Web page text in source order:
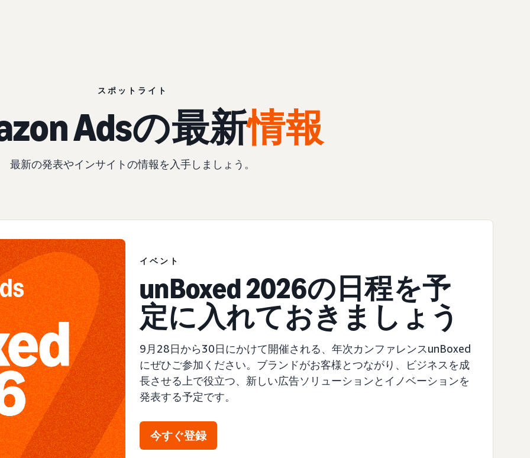
スポットライト
Adsの最新情報
最新の発表やインサイトの情報を入手しましょう。
イベント
unBoxed 2026の日程を予
定に入れておきましょう
9月28日から30日にかけて開催される、年次カンファレンスunBoxed
にぜひご参加ください。ブランドがお客様とつながり、ビジネスを成
長させる上で役立つ、新しい広告ソリューションとイノベーションを
発表する予定です。
今すぐ登録